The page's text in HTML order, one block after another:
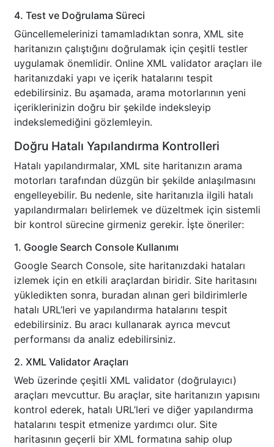
4. Test ve Doğrulama Süreci
Güncellemelerinizi tamamladıktan sonra, XML site
haritanızın çalıştığını doğrulamak için çeşitli testler
uygulamak önemlidir. Online XML validator araçları ile
haritanızdaki yapı ve içerik hatalarını tespit
edebilirsiniz. Bu aşamada, arama motorlarının yeni
içeriklerinizin doğru bir şekilde indeksleyip
indekslemediğini gözlemleyin.
Doğru Hatalı Yapılandırma Kontrolleri
Hatalı yapılandırmalar, XML site haritanızın arama
motorları tarafından düzgün bir şekilde anlaşılmasını
engelleyebilir. Bu nedenle, site haritanızla ilgili hatalı
yapılandırmaları belirlemek ve düzeltmek için sistemli
bir kontrol sürecine girmeniz gerekir. İşte öneriler:
1. Google Search Console Kullanımı
Google Search Console, site haritanızdaki hataları
izlemek için en etkili araçlardan biridir. Site haritasını
yükledikten sonra, buradan alınan geri bildirimlerle
hatalı URL’leri ve yapılandırma hatalarını tespit
edebilirsiniz. Bu aracı kullanarak ayrıca mevcut
performansı da analiz edebilirsiniz.
2. XML Validator Araçları
Web üzerinde çeşitli XML validator (doğrulayıcı)
araçları mevcuttur. Bu araçlar, site haritanızın yapısını
kontrol ederek, hatalı URL’leri ve diğer yapılandırma
hatalarını tespit etmenize yardımcı olur. Site
haritasının geçerli bir XML formatına sahip olup